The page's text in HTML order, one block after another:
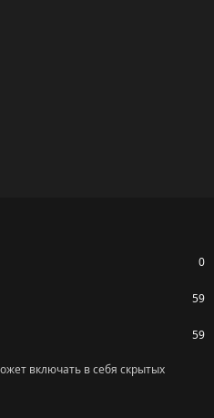
0
59
59
включать в себя скрытых